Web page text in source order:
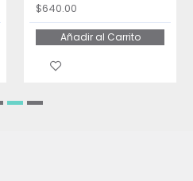
$640.00
Añadir al Carrito